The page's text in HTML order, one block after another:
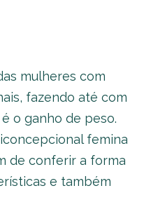
mulheres com
fazendo até com
o ganho de peso.
femina
de conferir a forma
e também